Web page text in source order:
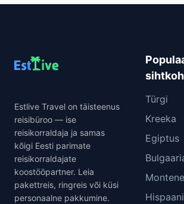
Estlive Travel on täisteenus
reisibüroo — ise
reisikorraldaja ja samas
kõigi Eesti parimate
reisikorraldajate
koostööpartner. Leia
pakettreis, ringreis või küsi
personaalne pakkumine.
Türgi
Kreeka
Egiptus